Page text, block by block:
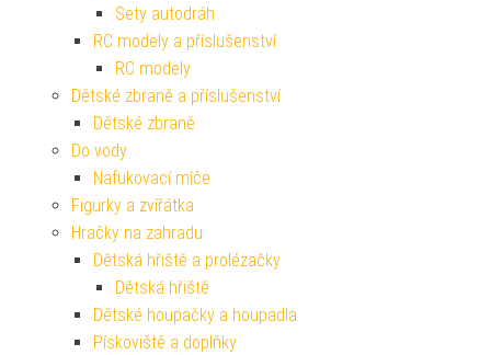
Sety autodráh
RC modely a příslušenství
RC modely
Dětské zbraně a příslušenství
Dětské zbraně
Do vody
Nafukovací míče
Figurky a zvířátka
Hračky na zahradu
Dětská hřiště a prolézačky
Dětská hřiště
Dětské houpačky a houpadla
Pískoviště a doplňky